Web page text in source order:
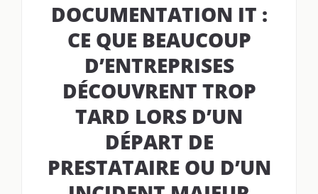
DOCUMENTATION IT :
CE QUE BEAUCOUP
D’ENTREPRISES
DÉCOUVRENT TROP
TARD LORS D’UN
DÉPART DE
PRESTATAIRE OU D’UN